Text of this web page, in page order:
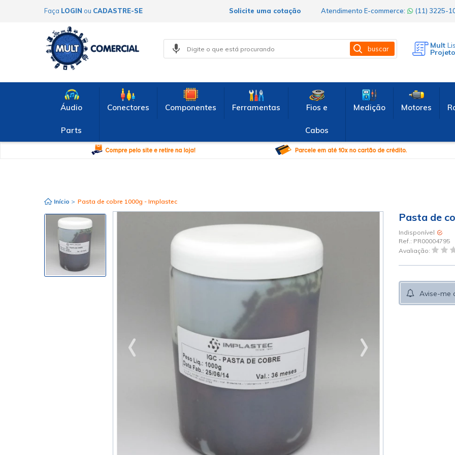
Faça LOGIN ou CADASTRE-SE Atendimento E-commerce: (11) 3225-
Solicite uma cotação
buscar Mult
Áudio
Parts
Conectores Componentes Ferramentas Fios e
Cabos
Medição Motores
Início > Pasta de cobre 1000g - Implastec
Pasta de
Indisponível
Ref.: PR00004795
Avaliação:
Avise-me